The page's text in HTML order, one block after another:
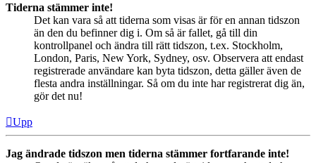
Tiderna stämmer inte!
Det kan vara så att tiderna som visas är för en annan tidszon
än den du befinner dig i. Om så är fallet, gå till din
kontrollpanel och ändra till rätt tidszon, t.ex. Stockholm,
London, Paris, New York, Sydney, osv. Observera att endast
registrerade användare kan byta tidszon, detta gäller även de
flesta andra inställningar. Så om du inte har registrerat dig än,
gör det nu!
Upp
Jag ändrade tidszon men tiderna stämmer fortfarande inte!